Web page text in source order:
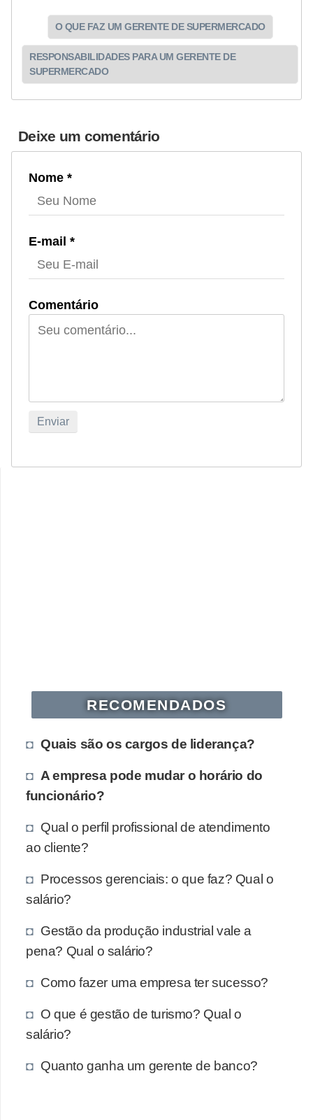
O QUE FAZ UM GERENTE DE SUPERMERCADO
RESPONSABILIDADES PARA UM GERENTE DE
SUPERMERCADO
Deixe um comentário
Nome *
E-mail *
Comentário
RECOMENDADOS
Quais são os cargos de liderança?
A empresa pode mudar o horário do
funcionário?
Qual o perfil profissional de atendimento
ao cliente?
Processos gerenciais: o que faz? Qual o
salário?
Gestão da produção industrial vale a
pena? Qual o salário?
Como fazer uma empresa ter sucesso?
O que é gestão de turismo? Qual o
salário?
Quanto ganha um gerente de banco?